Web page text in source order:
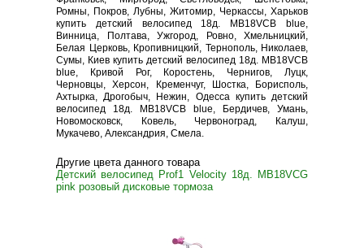
Ромны, Покров, Лубны, Житомир, Черкассы, Харьков
купить детский велосипед 18д. MB18VCB blue,
Винница, Полтава, Ужгород, Ровно, Хмельницкий,
Белая Церковь, Кропивницкий, Тернополь, Николаев,
Сумы, Киев купить детский велосипед 18д. MB18VCB
blue, Кривой Рог, Коростень, Чернигов, Луцк,
Черновцы, Херсон, Кременчуг, Шостка, Борисполь,
Ахтырка, Дрогобыч, Нежин, Одесса купить детский
велосипед 18д. MB18VCB blue, Бердичев, Умань,
Новомосковск, Ковель, Червоноград, Калуш,
Мукачево, Александрия, Смела.
Другие цвета данного товара
Детский велосипед Prof1 Velocity 18д. MB18VCG
pink розовый дисковые тормоза